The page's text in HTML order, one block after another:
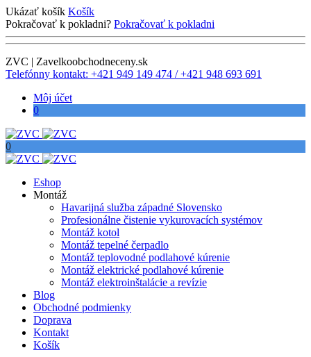
Ukázať košík Košík
Pokračovať k pokladni? Pokračovať k pokladni
ZVC | Zavelkoobchodneceny.sk
Telefónny kontakt: +421 949 149 474 / +421 948 693 691
Môj účet
0
0
Eshop
Montáž
Havarijná služba západné Slovensko
Profesionálne čistenie vykurovacích systémov
Montáž kotol
Montáž tepelné čerpadlo
Montáž teplovodné podlahové kúrenie
Montáž elektrické podlahové kúrenie
Montáž elektroinštalácie a revízie
Blog
Obchodné podmienky
Doprava
Kontakt
Košík